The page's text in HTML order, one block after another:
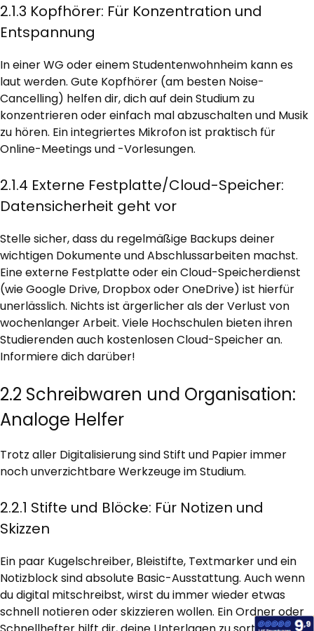
2.1.3 Kopfhörer: Für Konzentration und
Entspannung
In einer WG oder einem Studentenwohnheim kann es
laut werden. Gute Kopfhörer (am besten Noise-
Cancelling) helfen dir, dich auf dein Studium zu
konzentrieren oder einfach mal abzuschalten und Musik
zu hören. Ein integriertes Mikrofon ist praktisch für
Online-Meetings und -Vorlesungen.
2.1.4 Externe Festplatte/Cloud-Speicher:
Datensicherheit geht vor
Stelle sicher, dass du regelmäßige Backups deiner
wichtigen Dokumente und Abschlussarbeiten machst.
Eine externe Festplatte oder ein Cloud-Speicherdienst
(wie Google Drive, Dropbox oder OneDrive) ist hierfür
unerlässlich. Nichts ist ärgerlicher als der Verlust von
wochenlanger Arbeit. Viele Hochschulen bieten ihren
Studierenden auch kostenlosen Cloud-Speicher an.
Informiere dich darüber!
2.2 Schreibwaren und Organisation:
Analoge Helfer
Trotz aller Digitalisierung sind Stift und Papier immer
noch unverzichtbare Werkzeuge im Studium.
2.2.1 Stifte und Blöcke: Für Notizen und
Skizzen
Ein paar Kugelschreiber, Bleistifte, Textmarker und ein
Notizblock sind absolute Basic-Ausstattung. Auch wenn
du digital mitschreibst, wirst du immer wieder etwas
schnell notieren oder skizzieren wollen. Ein Ordner oder